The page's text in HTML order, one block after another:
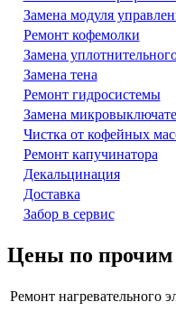
Замена модуля
Ремонт кофемолки
Замена
Замена тена
Ремонт гидросистемы
Замена
Чистка от кофейных
Ремонт капучинатора
Декальцинация
Доставка
Забор в сервис
Цены по прочим
Ремонт нагревательного